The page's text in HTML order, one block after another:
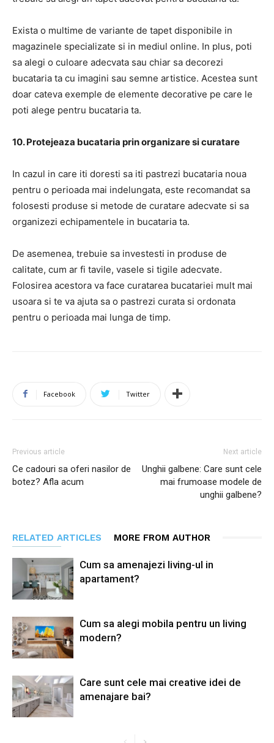
Exista o multime de variante de tapet disponibile in
magazinele specializate si in mediul online. In plus, poti
sa alegi o culoare adecvata sau chiar sa decorezi
bucataria ta cu imagini sau semne artistice. Acestea sunt
doar cateva exemple de elemente decorative pe care le
poti alege pentru bucataria ta.
10. Protejeaza bucataria prin organizare si curatare
In cazul in care iti doresti sa iti pastrezi bucataria noua
pentru o perioada mai indelungata, este recomandat sa
folosesti produse si metode de curatare adecvate si sa
organizezi echipamentele in bucataria ta.
De asemenea, trebuie sa investesti in produse de
calitate, cum ar fi tavile, vasele si tigile adecvate.
Folosirea acestora va face curatarea bucatariei mult mai
usoara si te va ajuta sa o pastrezi curata si ordonata
pentru o perioada mai lunga de timp.
Facebook Twitter
Previous article
Ce cadouri sa oferi nasilor de
botez? Afla acum
Next article
Unghii galbene: Care sunt cele
mai frumoase modele de
unghii galbene?
RELATED ARTICLES MORE FROM AUTHOR
Cum sa amenajezi living-ul in
apartament?
Cum sa alegi mobila pentru un living
modern?
Care sunt cele mai creative idei de
amenajare bai?